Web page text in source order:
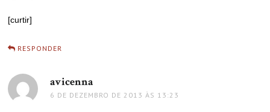
[curtir]
RESPONDER
avicenna
6 DE DEZEMBRO DE 2013 ÀS 13:23